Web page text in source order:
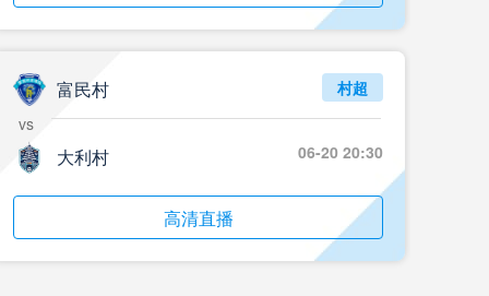
富民村
vs
大利村
村超
06-20 20:30
高清直播